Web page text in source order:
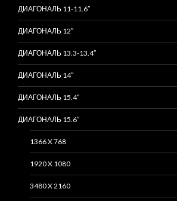
ДИАГОНАЛЬ 11-11.6″
ДИАГОНАЛЬ 12″
ДИАГОНАЛЬ 13.3-13.4″
ДИАГОНАЛЬ 14″
ДИАГОНАЛЬ 15.4″
ДИАГОНАЛЬ 15.6″
1366 X 768
1920 X 1080
3480 X 2160